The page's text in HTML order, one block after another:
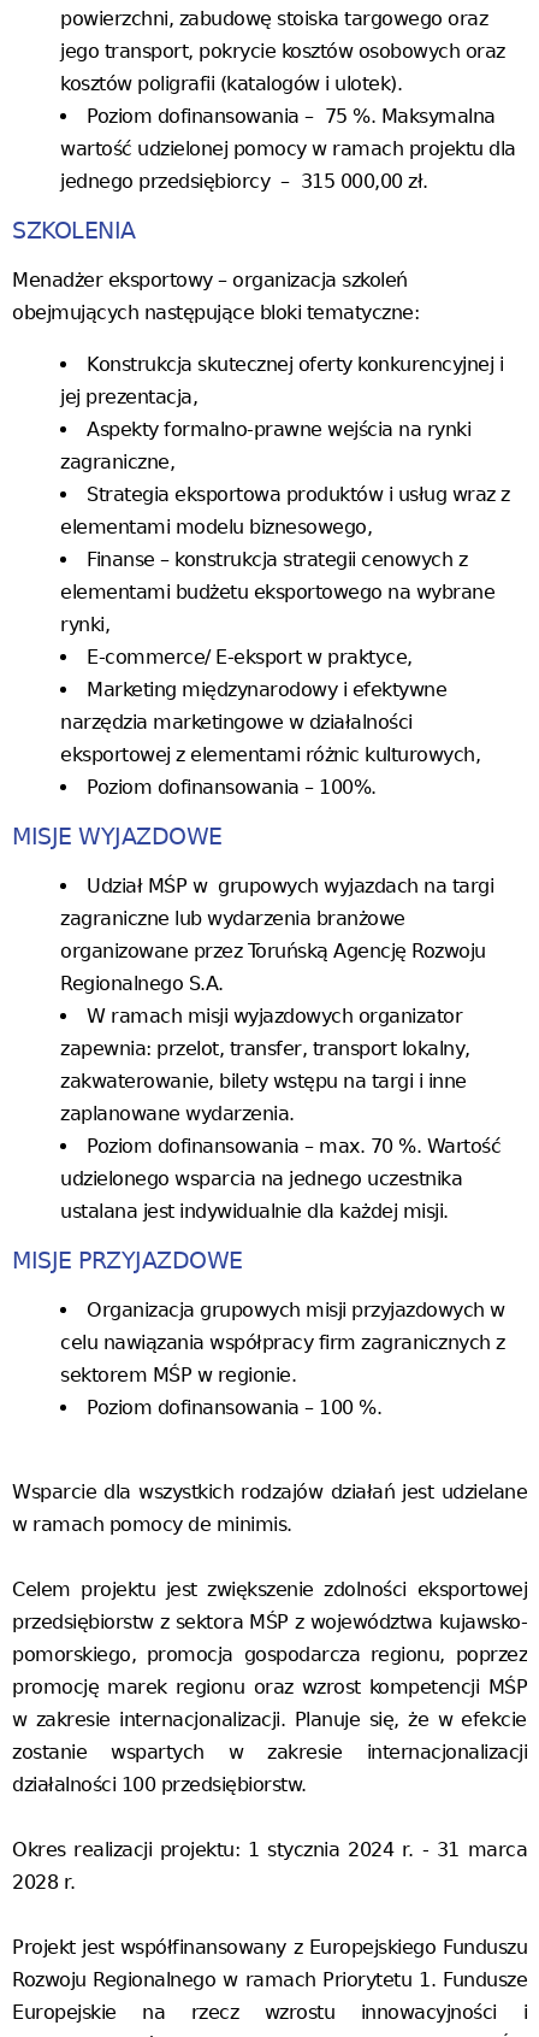
powierzchni, zabudowę stoiska targowego oraz
jego transport, pokrycie kosztów osobowych oraz
kosztów poligrafii (katalogów i ulotek).
Poziom dofinansowania – 75 %. Maksymalna
wartość udzielonej pomocy w ramach projektu dla
jednego przedsiębiorcy – 315 000,00 zł.
SZKOLENIA
Menadżer eksportowy – organizacja szkoleń
obejmujących następujące bloki tematyczne:
Konstrukcja skutecznej oferty konkurencyjnej i
jej prezentacja,
Aspekty formalno-prawne wejścia na rynki
zagraniczne,
Strategia eksportowa produktów i usług wraz z
elementami modelu biznesowego,
Finanse – konstrukcja strategii cenowych z
elementami budżetu eksportowego na wybrane
rynki,
E-commerce/ E-eksport w praktyce,
Marketing międzynarodowy i efektywne
narzędzia marketingowe w działalności
eksportowej z elementami różnic kulturowych,
Poziom dofinansowania – 100%.
MISJE WYJAZDOWE
Udział MŚP w grupowych wyjazdach na targi
zagraniczne lub wydarzenia branżowe
organizowane przez Toruńską Agencję Rozwoju
Regionalnego S.A.
W ramach misji wyjazdowych organizator
zapewnia: przelot, transfer, transport lokalny,
zakwaterowanie, bilety wstępu na targi i inne
zaplanowane wydarzenia.
Poziom dofinansowania – max. 70 %. Wartość
udzielonego wsparcia na jednego uczestnika
ustalana jest indywidualnie dla każdej misji.
MISJE PRZYJAZDOWE
Organizacja grupowych misji przyjazdowych w
celu nawiązania współpracy firm zagranicznych z
sektorem MŚP w regionie.
Poziom dofinansowania – 100 %.
Wsparcie dla wszystkich rodzajów działań jest udzielane
w ramach pomocy de minimis.
Celem projektu jest zwiększenie zdolności eksportowej
przedsiębiorstw z sektora MŚP z województwa kujawsko-
pomorskiego, promocja gospodarcza regionu, poprzez
promocję marek regionu oraz wzrost kompetencji MŚP
w zakresie internacjonalizacji. Planuje się, że w efekcie
zostanie wspartych w zakresie internacjonalizacji
działalności 100 przedsiębiorstw.
Okres realizacji projektu: 1 stycznia 2024 r. - 31 marca
2028 r.
Projekt jest współfinansowany z Europejskiego Funduszu
Rozwoju Regionalnego w ramach Priorytetu 1. Fundusze
Europejskie na rzecz wzrostu innowacyjności i